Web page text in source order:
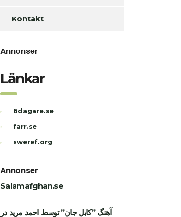
Kontakt
Annonser
Länkar
8dagare.se
farr.se
sweref.org
Annonser
Salamafghan.se
آهنگ ”کابل جان” توسط احمد مرید در